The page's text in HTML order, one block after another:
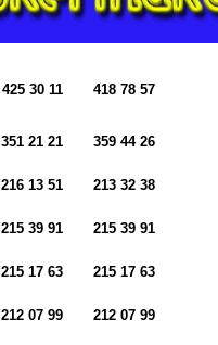
425 30 11 418 78 57
351 21 21 359 44 26
216 13 51 213 32 38
215 39 91 215 39 91
215 17 63 215 17 63
212 07 99 212 07 99